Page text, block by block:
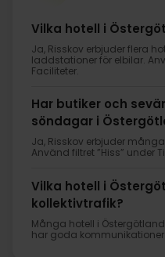
Vilka hotell i
Ja, Risskov erbjuder flera
laddstationer för elbilar.
Faciliteter.
Har butiker och
söndagar i
Ja, Risskov erbjuder
Använd filtret ”Hiss” under
Vilka hotell i
kollektivtrafik?
Många hotell i
har goda kommunikationer.